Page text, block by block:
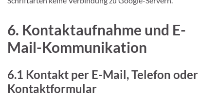
6. Kontaktaufnahme und E-
Mail-Kommunikation
6.1 Kontakt per E-Mail, Telefon oder
Kontaktformular